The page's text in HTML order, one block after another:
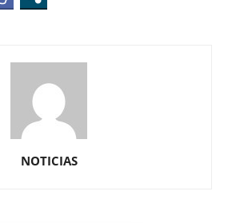
NOTICIAS